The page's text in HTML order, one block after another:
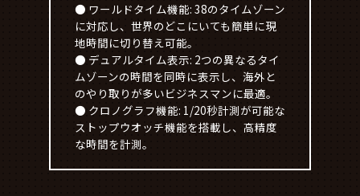
● ワールドタイム機能: 38のタイムゾーン
に対応し、世界のどこにいても簡単に現
地時間に切り替え可能。
● デュアルタイム表示: 2つの異なるタイ
ムゾーンの時間を同時に表示し、海外と
のやり取りが多いビジネスマンに最適。
● クロノグラフ機能: 1/20秒計測が可能な
ストップウオッチ機能を搭載し、高精度
な時間を計測。